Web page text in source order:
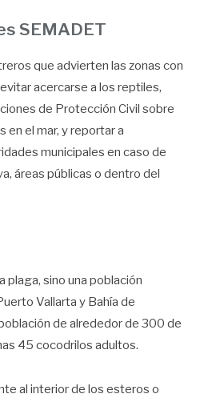
SEMADET
que advierten las zonas con
acercarse a los reptiles,
de Protección Civil sobre
en el mar, y reportar a
municipales en caso de
áreas públicas o dentro del
plaga, sino una población
Vallarta y Bahía de
de alrededor de 300 de
45 cocodrilos adultos.
al interior de los esteros o